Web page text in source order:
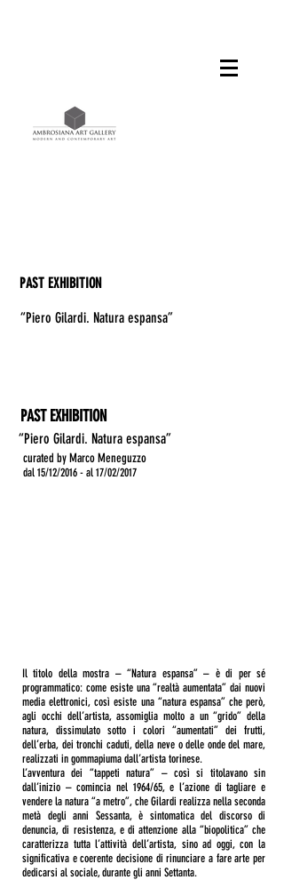
PAST EXHIBITION
“Piero Gilardi. Natura espansa”
PAST EXHIBITION
curated by Marco Meneguzzo
dal 15/12/2016 - al 17/02/2017
“Piero Gilardi. Natura espansa”
Il titolo della mostra – “Natura espansa” – è di per sé
programmatico: come esiste una “realtà aumentata” dai nuovi
media elettronici, così esiste una “natura espansa” che però,
agli occhi dell’artista, assomiglia molto a un “grido” della
natura, dissimulato sotto i colori “aumentati” dei frutti,
dell’erba, dei tronchi caduti, della neve o delle onde del mare,
realizzati in gommapiuma dall’artista torinese.
L’avventura dei “tappeti natura” – così si titolavano sin
dall’inizio – comincia nel 1964/65, e l’azione di tagliare e
vendere la natura “a metro”, che Gilardi realizza nella seconda
metà degli anni Sessanta, è sintomatica del discorso di
denuncia, di resistenza, e di attenzione alla “biopolitica” che
caratterizza tutta l’attività dell’artista, sino ad oggi, con la
significativa e coerente decisione di rinunciare a fare arte per
dedicarsi al sociale, durante gli anni Settanta.